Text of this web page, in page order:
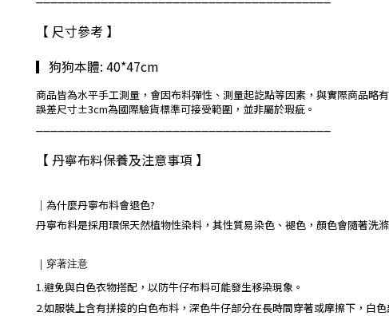
【 尺寸參考 】
▎狗狗本體: 40*47cm
商品皆為水平手工測量，會因布料彈性、測量起訖點等因素，與實際商品略有
誤差尺寸±3cm為國際驗貨標準可接受範圍，並非屬於瑕疵。
【 丹寧布料保養及注意事項 】
｜ 為什麼丹寧布料會退色?
丹寧布料是採用環保天然植物性染料，其性質易染色、褪色，顏色會隨著洗
｜ 穿著注意
1.避免與白色衣物搭配，以防牛仔布料可能發生移染現象。
2.如服裝上含有拼接的白色布料，深色牛仔部分在長時間穿著或摩擦下，白